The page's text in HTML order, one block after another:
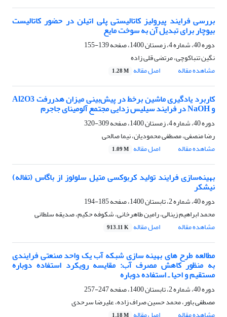
بررسی فرایند پیرولیز کاتالیستی پلی اتیلن در حضور کاتالیست
بیوچار برای تبدیل آن به سوخت مایع
دوره 40، شماره 4، زمستان 1400، صفحه
139-155
نگین تنباکوچی، مرتضی قلی زاده
مشاهده مقاله
اصل مقاله 1.28 M
کاربرد یادگیری ماشین برخط در پیش‌بینی میزان هدررفت Al2O3
و NaOH در فرایند سیلیس زدایی مجتمع آلومینای جاجرم
دوره 40، شماره 4، زمستان 1400، صفحه
309-320
رضا منصفی، مصطفی محمودیان، نیما صالحی
مشاهده مقاله
اصل مقاله 1.09 M
بهینه‌سازی فرایند تولید کربوکسی متیل سلولوز از باگاس (تفاله)
نیشکر
دوره 40، شماره 2، تابستان 1400، صفحه
185-194
محمد ابراهیم زینالی، رامین طاهرخانی، شکوفه حکیم، صدیقه سلطانی
مشاهده مقاله
اصل مقاله 913.11 K
مطالعه طرح های بهینه سازی شبکه آب یک واحد صنعتی فرایندی
به منظور کاهش مصرف آب: مقایسه رویکرد استفاده دوباره
مستقیم و احیا ـ استفاده دوباره
دوره 40، شماره 2، تابستان 1400، صفحه
247-257
مصطفی باور، محمد حسین صراف زاده، علیرضا سرحدی